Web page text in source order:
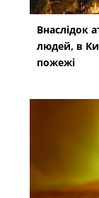
Внаслідок
людей, в
пожежі